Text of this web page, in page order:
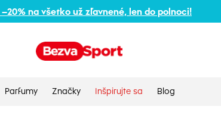
–20% na všetko už zľavnené, len do polnoci!
Parfumy Značky Inšpirujte sa Blog